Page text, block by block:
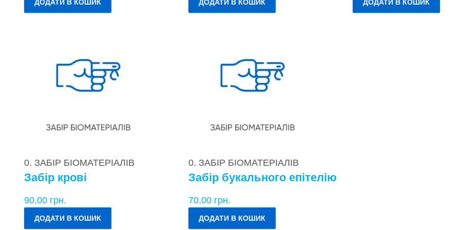
ДОДАТИ В КОШИК ДОДАТИ В КОШИК ДОДАТИ В КОШИК
0. ЗАБІР БІОМАТЕРІАЛІВ
Забір крові
90,00 грн.
ДОДАТИ В КОШИК
0. ЗАБІР БІОМАТЕРІАЛІВ
Забір букального епітелію
70,00 грн.
ДОДАТИ В КОШИК